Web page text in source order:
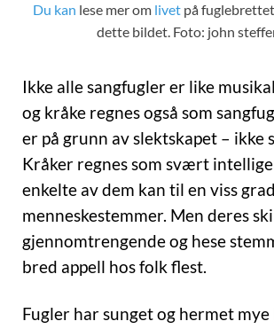
Du kan lese mer om livetpå fuglebrettet
dette bildet. Foto: john
Ikke alle sangfugler er like
og kråke regnes også som
er på grunn av slektskapet – ikke
Kråker regnes som svært
enkelte av dem kan til en viss
menneskestemmer. Men deres
gjennomtrengende og hese
bred appell hos folk flest.
Fugler har sunget og hermet mye